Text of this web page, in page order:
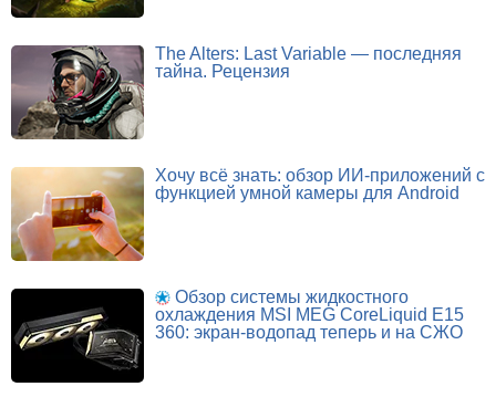
The Alters: Last Variable — последняя
тайна. Рецензия
Хочу всё знать: обзор ИИ-приложений с
функцией умной камеры для Android
Обзор системы жидкостного
охлаждения MSI MEG CoreLiquid E15
360: экран-водопад теперь и на СЖО